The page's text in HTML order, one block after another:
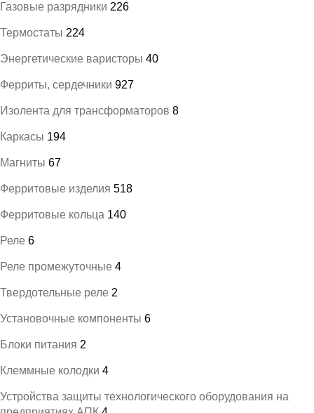
Газовые разрядники 226
Термостаты 224
Энергетические варисторы 40
Ферриты, сердечники 927
Изолента для трансформаторов 8
Каркасы 194
Магниты 67
Ферритовые изделия 518
Ферритовые кольца 140
Реле 6
Реле промежуточные 4
Твердотельные реле 2
Установочные компоненты 6
Блоки питания 2
Клеммные колодки 4
Устройства защиты технологического оборудования на